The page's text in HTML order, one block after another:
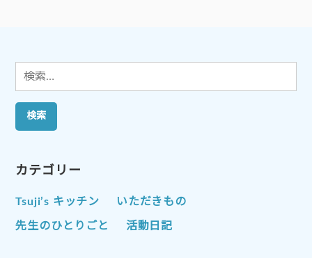
検
索:
カテゴリー
Tsuji’s キッチン いただきもの
先生のひとりごと 活動日記